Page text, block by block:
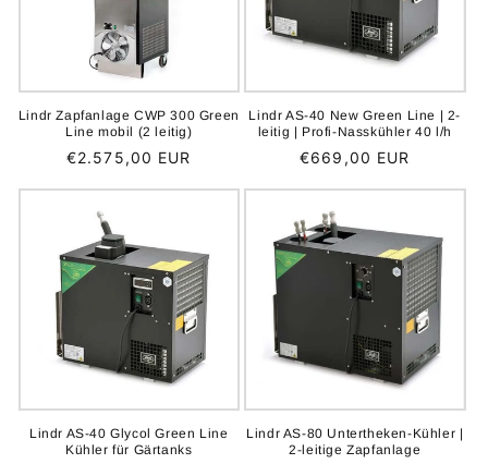
Lindr Zapfanlage CWP 300 Green
Line mobil (2 leitig)
Normaler
€2.575,00 EUR
Lindr AS-40 New Green Line | 2-
leitig | Profi-Nasskühler 40 l/h
Normaler
€669,00 EUR
Lindr AS-40 Glycol Green Line
Kühler für Gärtanks
Lindr AS-80 Untertheken-Kühler |
2-leitige Zapfanlage